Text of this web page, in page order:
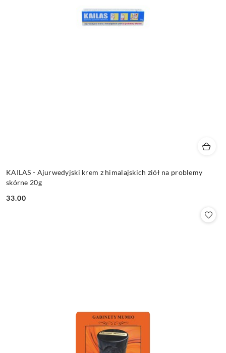
KAILAS - Ajurwedyjski krem z himalajskich ziół na problemy
skórne 20g
Cena:
33.00